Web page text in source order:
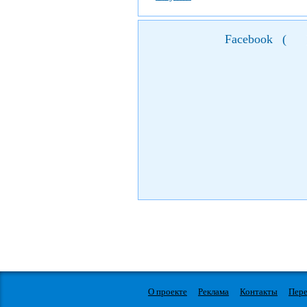
Facebook (
О проекте Реклама Контакты